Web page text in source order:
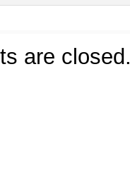
are closed.